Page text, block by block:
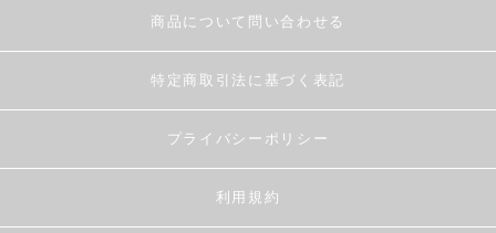
商品について問い合わせる
特定商取引法に基づく表記
プライバシーポリシー
利用規約